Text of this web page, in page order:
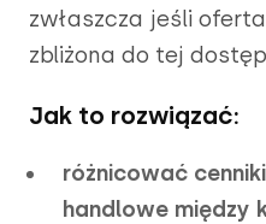
zwłaszcza jeśli
zbliżona do tej
Jak to rozwiązać:
różnicować
handlowe między